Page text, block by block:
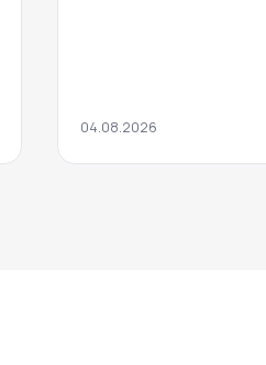
04.08.2026